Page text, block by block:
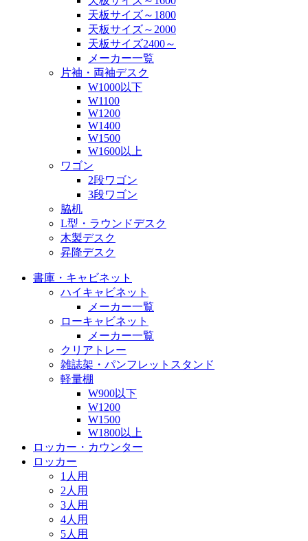
天板サイズ～1800
天板サイズ～2000
天板サイズ2400～
メーカー一覧
片袖・両袖デスク
W1000以下
W1100
W1200
W1400
W1500
W1600以上
ワゴン
2段ワゴン
3段ワゴン
脇机
L型・ラウンドデスク
木製デスク
昇降デスク
書庫・キャビネット
ハイキャビネット
メーカー一覧
ローキャビネット
メーカー一覧
クリアトレー
雑誌架・パンフレットスタンド
軽量棚
W900以下
W1200
W1500
W1800以上
ロッカー・カウンター
ロッカー
1人用
2人用
3人用
4人用
5人用